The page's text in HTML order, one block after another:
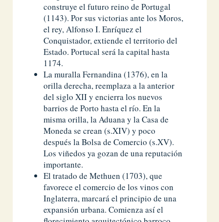
construye el futuro reino de Portugal
(1143). Por sus victorias ante los Moros,
el rey, Alfonso I. Enríquez el
Conquistador, extiende el territorio del
Estado. Portucal será la capital hasta
1174.
La muralla Fernandina (1376), en la
orilla derecha, reemplaza a la anterior
del siglo XII y encierra los nuevos
barrios de Porto hasta el río. En la
misma orilla, la Aduana y la Casa de
Moneda se crean (s.XIV) y poco
después la Bolsa de Comercio (s.XV).
Los viñedos ya gozan de una reputación
importante.
El tratado de Methuen (1703), que
favorece el comercio de los vinos con
Inglaterra, marcará el principio de una
expansión urbana. Comienza así el